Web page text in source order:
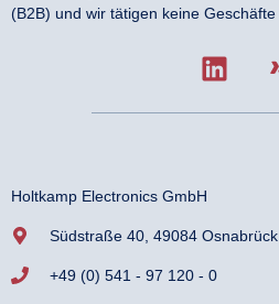
(B2B) und wir tätigen keine
Holtkamp Electronics GmbH
Südstraße 40, 49084 Osnabrück
+49 (0) 541 - 97 120 - 0